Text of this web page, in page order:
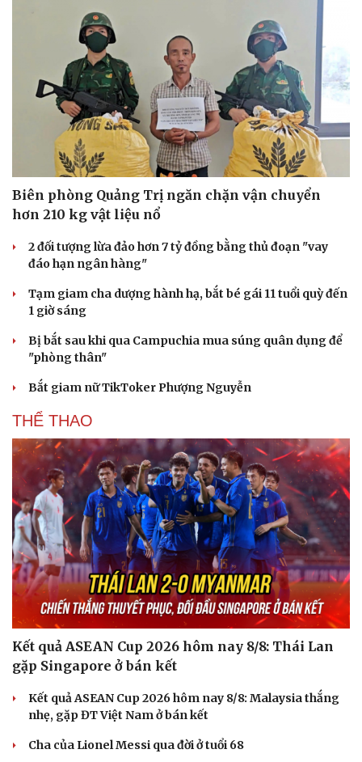
Sức khỏe
Dinh dưỡng - món ngon
Sản phụ khoa
Nhi khoa
Nam khoa
Làm đẹp - giảm cân
Phòng mạch online
Ăn sạch sống khỏe
Đời sống
Tình yêu - Gia đình
Biên phòng Quảng Trị ngăn chặn vận chuyển
hơn 210 kg vật liệu nổ
2 đối tượng lừa đảo hơn 7 tỷ đồng bằng thủ đoạn "vay
đáo hạn ngân hàng"
Tạm giam cha dượng hành hạ, bắt bé gái 11 tuổi quỳ đến
1 giờ sáng
Bị bắt sau khi qua Campuchia mua súng quân dụng để
"phòng thân"
Bắt giam nữ TikToker Phượng Nguyễn
THỂ THAO
Kết quả ASEAN Cup 2026 hôm nay 8/8: Thái Lan
gặp Singapore ở bán kết
Kết quả ASEAN Cup 2026 hôm nay 8/8: Malaysia thắng
nhẹ, gặp ĐT Việt Nam ở bán kết
Cha của Lionel Messi qua đời ở tuổi 68